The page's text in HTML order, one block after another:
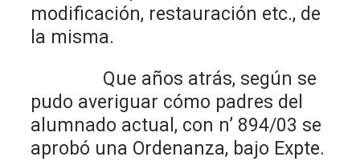
modificación, restauración etc., de
la misma.
Que años atrás, según se
pudo averiguar cómo padres del
alumnado actual, con n’ 894/03 se
aprobó una Ordenanza, bajo Expte.